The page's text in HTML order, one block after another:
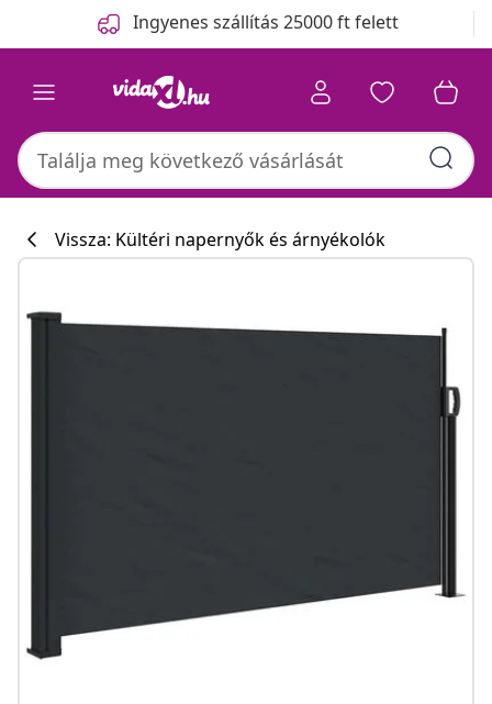
Ingyenes szállítás 25000 ft felett
Vissza: Kültéri napernyők és árnyékolók